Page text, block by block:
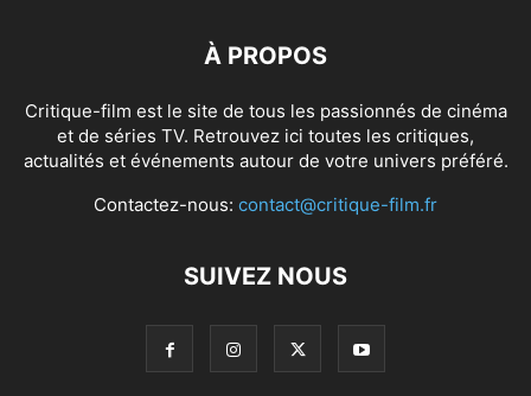
À PROPOS
Critique-film est le site de tous les passionnés de cinéma
et de séries TV. Retrouvez ici toutes les critiques,
actualités et événements autour de votre univers préféré.
Contactez-nous: contact@critique-film.fr
SUIVEZ NOUS